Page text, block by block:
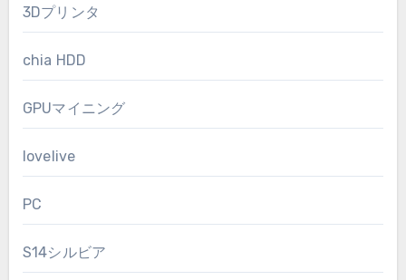
3Dプリンタ
chia HDD
GPUマイニング
lovelive
PC
S14シルビア